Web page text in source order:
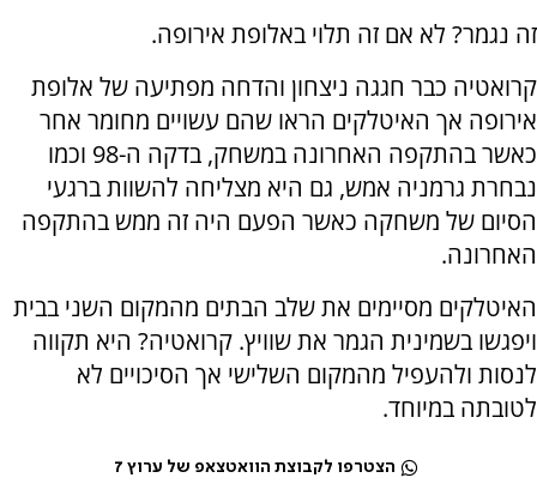
זה נגמר? לא אם זה תלוי באלופת אירופה.
קרואטיה כבר חגגה ניצחון והדחה מפתיעה של אלופת
אירופה אך האיטלקים הראו שהם עשויים מחומר אחר
כאשר בהתקפה האחרונה במשחק, בדקה ה-98 וכמו
נבחרת גרמניה אמש, גם היא מצליחה להשוות ברגעי
הסיום של משחקה כאשר הפעם היה זה ממש בהתקפה
האחרונה.
האיטלקים מסיימים את שלב הבתים מהמקום השני בבית
ויפגשו בשמינית הגמר את שוויץ. קרואטיה? היא תקווה
לנסות ולהעפיל מהמקום השלישי אך הסיכויים לא
לטובתה במיוחד.
הצטרפו לקבוצת הוואטצאפ של ערוץ 7